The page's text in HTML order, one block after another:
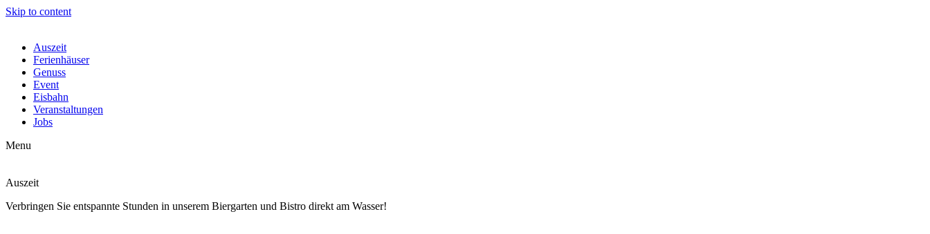
Skip to content
Auszeit
Ferienhäuser
Genuss
Event
Eisbahn
Veranstaltungen
Jobs
Menu
Auszeit
Verbringen Sie entspannte Stunden in unserem Biergarten und Bistro direkt am Wasser!